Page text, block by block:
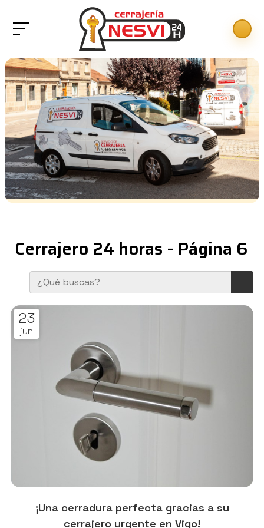
Cerrajero 24 horas - Página 6
23
jun
¡Una cerradura perfecta gracias a su
cerrajero urgente en Vigo!